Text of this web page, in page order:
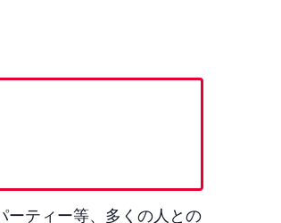
ーティー等、多くの人との